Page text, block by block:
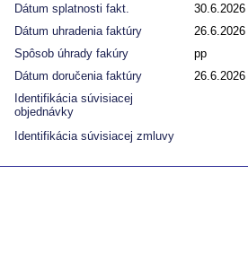
Dátum splatnosti fakt.
30.6.2026
Dátum uhradenia faktúry
26.6.2026
Spôsob úhrady fakúry
pp
Dátum doručenia faktúry
26.6.2026
Identifikácia súvisiacej
objednávky
Identifikácia súvisiacej zmluvy